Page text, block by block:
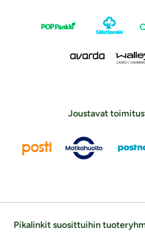
Joustavat
Pikalinkit suosittuihin